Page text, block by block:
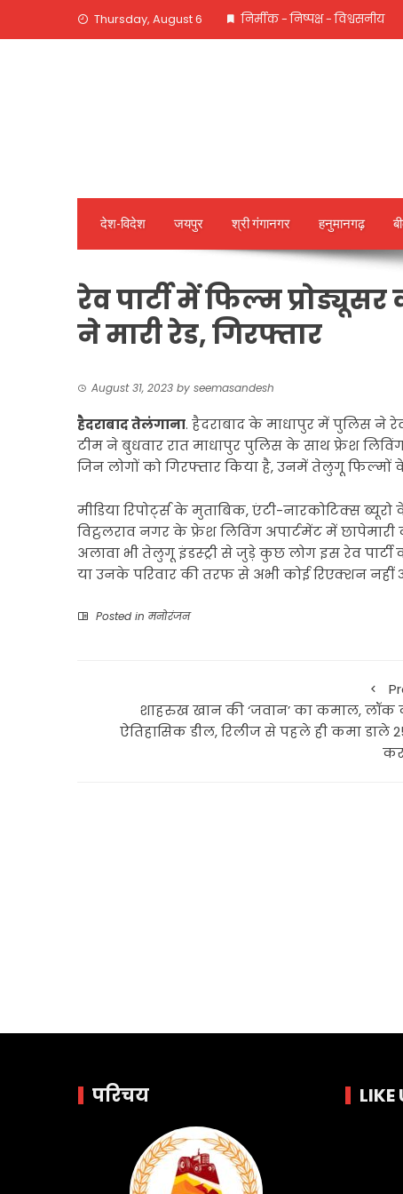
Thursday, August 6 निर्मीक - निष्पक्ष - विश्वसनीय
देश-विदेश जयपुर श्री गंगानगर हनुमानगढ़
रेव पार्टी में फिल्म
ने मारी रेड, गिरफ्तार
August 31, 2023 by seemasandesh
हैदराबाद तेलंगाना. हैदराबाद के माधापुर में पुलिस ने
टीम ने बुधवार रात माधापुर पुलिस के साथ फ्रेश लिविंग
जिन लोगों को गिरफ्तार किया है, उनमें तेलुगू फिल्मों के
मीडिया रिपोर्ट्स के मुताबिक, एंटी-नारकोटिक्स
विट्ठलराव नगर के फ्रेश लिविंग अपार्टमेंट में
अलावा भी तेलुगू इंडस्ट्री से जुड़े कुछ लोग इस रेव
या उनके परिवार की तरफ से अभी कोई रिएक्शन नहीं
Posted in मनोरंजन
शाहरुख खान की ‘जवान’ का कमाल, लॉक
ऐतिहासिक डील, रिलीज से पहले ही कमा डाले
परिचय LIKE